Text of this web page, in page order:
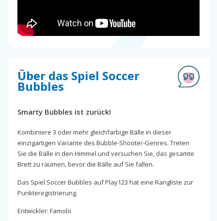
Über das Spiel Soccer
Bubbles
Smarty Bubbles ist zurück!
Kombiniere 3 oder mehr gleichfarbige Bälle in dieser
einzigartigen Variante des Bubble-Shooter-Genres. Treten
Sie die Bälle in den Himmel und versuchen Sie, das gesamte
Brett zu räumen, bevor die Bälle auf Sie fallen.
Das Spiel Soccer Bubbles auf Play123 hat eine Rangliste zur
Punkteregistrierung.
Entwickler: Famobi